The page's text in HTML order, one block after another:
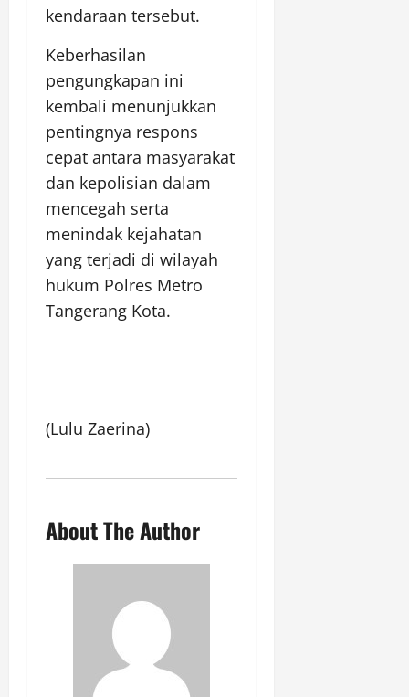
kendaraan tersebut.
Keberhasilan
pengungkapan ini
kembali menunjukkan
pentingnya respons
cepat antara masyarakat
dan kepolisian dalam
mencegah serta
menindak kejahatan
yang terjadi di wilayah
hukum Polres Metro
Tangerang Kota.
(Lulu Zaerina)
About The Author